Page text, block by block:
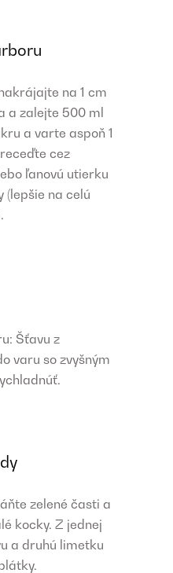
na 1 cm
a zalejte 500 ml
a varte aspoň 1
cez
ľanovú utierku
(lepšie na celú
Šťavu z
varu so zvyšným
zelené časti a
kocky. Z jednej
a druhú limetku